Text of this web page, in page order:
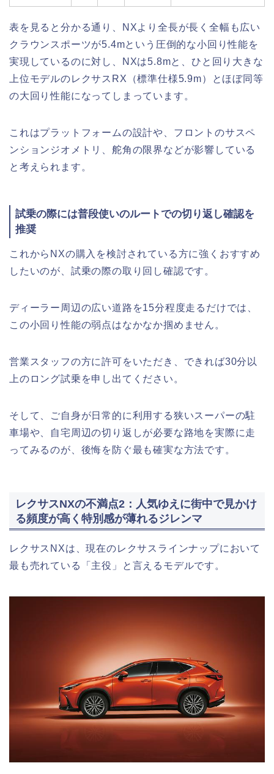
表を見ると分かる通り、NXより全長が長く全幅も広い
クラウンスポーツが5.4mという圧倒的な小回り性能を
実現しているのに対し、NXは5.8mと、ひと回り大きな
上位モデルのレクサスRX（標準仕様5.9m）とほぼ同等
の大回り性能になってしまっています。
これはプラットフォームの設計や、フロントのサスペ
ンションジオメトリ、舵角の限界などが影響している
と考えられます。
試乗の際には普段使いのルートでの切り返し確認を
推奨
これからNXの購入を検討されている方に強くおすすめ
したいのが、試乗の際の取り回し確認です。
ディーラー周辺の広い道路を15分程度走るだけでは、
この小回り性能の弱点はなかなか掴めません。
営業スタッフの方に許可をいただき、できれば30分以
上のロング試乗を申し出てください。
そして、ご自身が日常的に利用する狭いスーパーの駐
車場や、自宅周辺の切り返しが必要な路地を実際に走
ってみるのが、後悔を防ぐ最も確実な方法です。
レクサスNXの不満点2：人気ゆえに街中で見かけ
る頻度が高く特別感が薄れるジレンマ
レクサスNXは、現在のレクサスラインナップにおいて
最も売れている「主役」と言えるモデルです。